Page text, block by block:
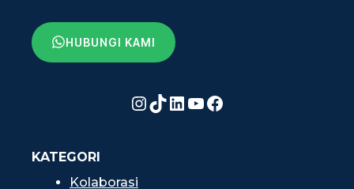
HUBUNGI KAMI
Instagram
TikTok
LinkedIn
YouTube
Facebook
KATEGORI
Kolaborasi